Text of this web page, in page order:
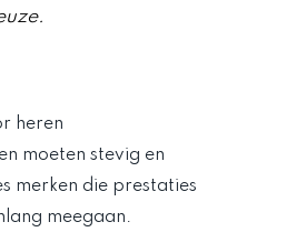
heren
moeten stevig en
merken die prestaties
meegaan.